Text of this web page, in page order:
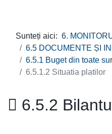
Sunteți aici: 6.
6.5 DOCUMENTE ȘI
6.5.1 Buget din toate
6.5.1.2 Situatia platilor
6.5.2